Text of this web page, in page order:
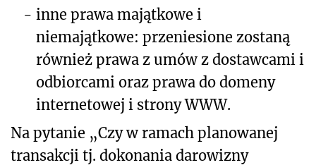
- inne prawa majątkowe i
niemajątkowe: przeniesione zostaną
również prawa z umów z dostawcami i
odbiorcami oraz prawa do domeny
internetowej i strony WWW.
Na pytanie „Czy w ramach planowanej
transakcji tj. dokonania darowizny